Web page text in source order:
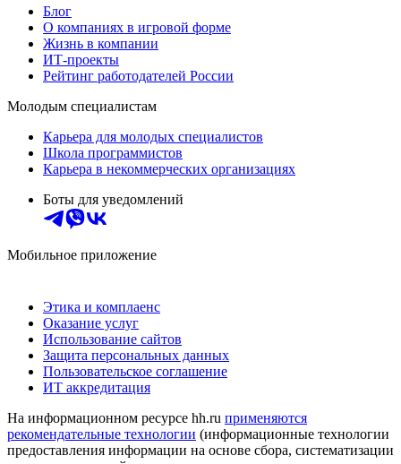
Блог
О компаниях в игровой форме
Жизнь в компании
ИТ-проекты
Рейтинг работодателей России
Молодым специалистам
Карьера для молодых специалистов
Школа программистов
Карьера в некоммерческих организациях
Боты для уведомлений
Мобильное приложение
Этика и комплаенс
Оказание услуг
Использование сайтов
Защита персональных данных
Пользовательское соглашение
ИТ аккредитация
На информационном ресурсе hh.ru применяются
рекомендательные технологии (информационные технологии
предоставления информации на основе сбора, систематизации